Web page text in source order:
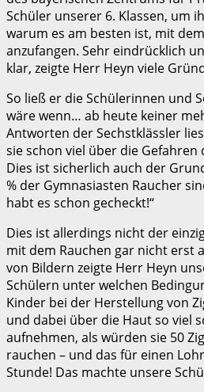
Schüler unserer 6. Klassen, um
warum es am besten ist, mit
anzufangen. Sehr eindrücklich
klar, zeigte Herr Heyn viele
So ließ er die Schülerinnen und
wäre wenn… ab heute keiner
Antworten der Sechstklässler
sie schon viel über die Gefahren
Dies ist sicherlich auch der
% der Gymnasiasten Raucher
habt es schon gecheckt!“
Dies ist allerdings nicht der
mit dem Rauchen gar nicht erst
von Bildern zeigte Herr Heyn
Schülern unter welchen
Kinder bei der Herstellung von
und dabei über die Haut so viel
aufnehmen, als würden sie 50
rauchen – und das für einen
Stunde! Das machte unsere